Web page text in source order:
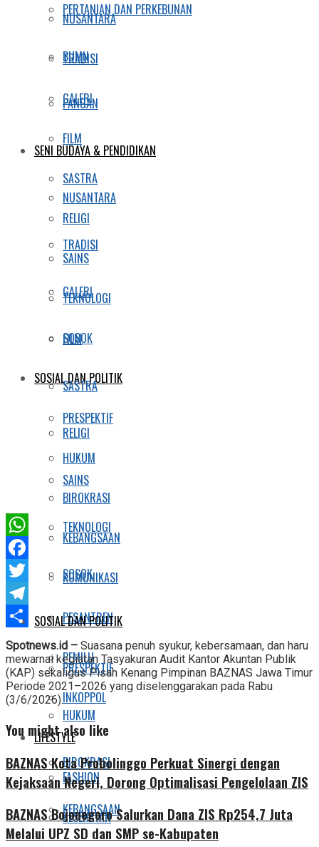
NUSANTARA
TRADISI
GALERI
FILM
SASTRA
RELIGI
SAINS
TEKNOLOGI
SOSOK
SOSIAL DAN POLITIK
PRESPEKTIF
HUKUM
BIROKRASI
KEBANGSAAN
KOMUNIKASI
PESANTREN
PEMILU
INKOPPOL
LIFESTYLE
FASHION
KESEHATAN
PERTANIAN DAN PERKEBUNAN
BUMN
PANGAN
SENI BUDAYA & PENDIDIKAN
NUSANTARA
TRADISI
GALERI
FILM
SASTRA
RELIGI
SAINS
TEKNOLOGI
SOSOK
SOSIAL DAN POLITIK
PRESPEKTIF
HUKUM
BIROKRASI
KEBANGSAAN
WhatsApp
Facebook
Twitter
Telegram
Share
Spotnews.id – Suasana penuh syukur, kebersamaan, dan haru
mewarnai kegiatan Tasyakuran Audit Kantor Akuntan Publik
(KAP) sekaligus Pisah Kenang Pimpinan BAZNAS Jawa Timur
Periode 2021–2026 yang diselenggarakan pada Rabu
(3/6/2026).
You might also like
BAZNAS Kota Probolinggo Perkuat Sinergi dengan
Kejaksaan Negeri, Dorong Optimalisasi Pengelolaan ZIS
BAZNAS Bojonegoro Salurkan Dana ZIS Rp254,7 Juta
Melalui UPZ SD dan SMP se-Kabupaten